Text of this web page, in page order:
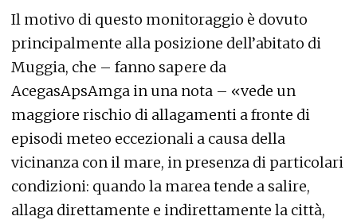
Il motivo di questo monitoraggio è dovuto
principalmente alla posizione dell’abitato di
Muggia, che – fanno sapere da
AcegasApsAmga in una nota – «vede un
maggiore rischio di allagamenti a fronte di
episodi meteo eccezionali a causa della
vicinanza con il mare, in presenza di particolari
condizioni: quando la marea tende a salire,
allaga direttamente e indirettamente la città,